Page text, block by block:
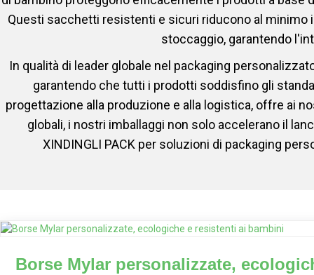
Questi sacchetti resistenti e sicuri riducono al minimo
stoccaggio, garantendo
In qualità di leader globale nel packaging
garantendo che tutti i prodotti soddisfino gli
progettazione alla produzione e alla logistica, offre ai
globali, i nostri imballaggi non solo accelerano il
XINDINGLI PACK per soluzioni di packaging
Borse Mylar personalizzate,